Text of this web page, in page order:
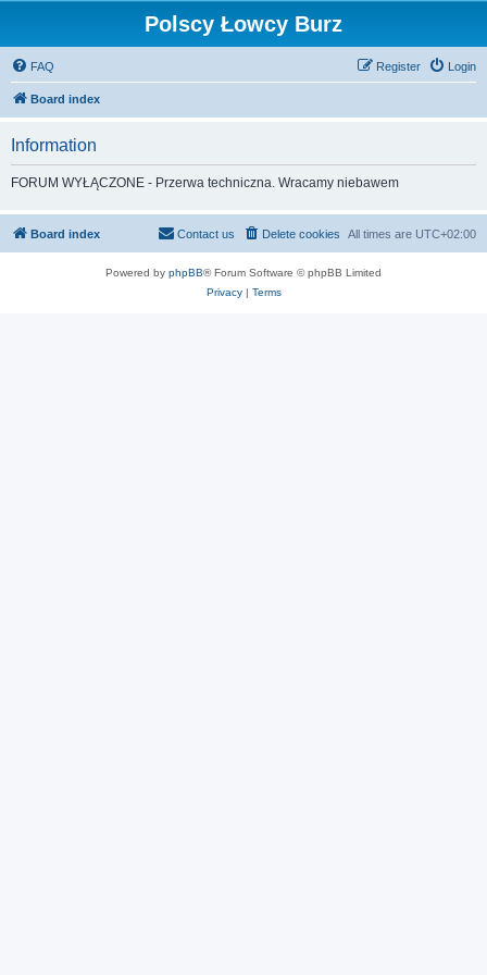
Polscy Łowcy Burz
FAQ Login
Register
Board index
Information
FORUM WYŁĄCZONE - Przerwa techniczna. Wracamy niebawem
Board index All times are UTC+02:00
Delete cookies
Contact us
Powered by phpBB® Forum Software © phpBB Limited
Privacy| Terms